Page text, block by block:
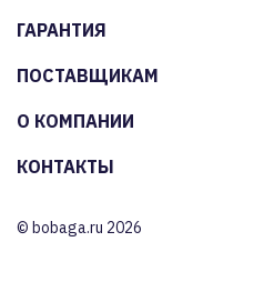
ГАРАНТИЯ
ПОСТАВЩИКАМ
О КОМПАНИИ
КОНТАКТЫ
© bobaga.ru 2026